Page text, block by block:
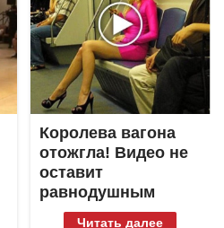
Королева вагона
отожгла! Видео не
оставит
равнодушным
Читать далее